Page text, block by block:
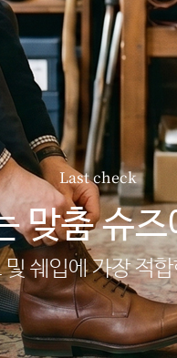
Last check
맞춤 슈
쉐입에 가장 적